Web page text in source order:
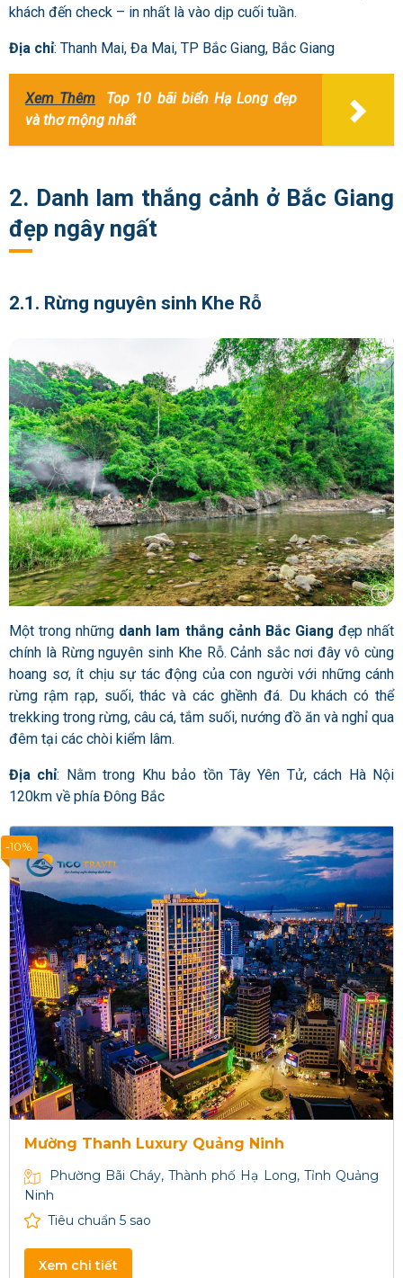
khách đến check – in nhất là vào dịp cuối tuần.
Địa chỉ: Thanh Mai, Đa Mai, TP Bắc Giang, Bắc Giang
Xem Thêm
Top 10 bãi biển Hạ Long đẹp
và thơ mộng nhất
2. Danh lam thắng cảnh ở Bắc Giang
đẹp ngây ngất
2.1. Rừng nguyên sinh Khe Rỗ
Một trong những danh lam thắng cảnh Bắc Giang đẹp nhất
chính là Rừng nguyên sinh Khe Rỗ. Cảnh sắc nơi đây vô cùng
hoang sơ, ít chịu sự tác động của con người với những cánh
rừng rậm rạp, suối, thác và các ghềnh đá. Du khách có thể
trekking trong rừng, câu cá, tắm suối, nướng đồ ăn và nghỉ qua
đêm tại các chòi kiểm lâm.
Địa chỉ: Nằm trong Khu bảo tồn Tây Yên Tử, cách Hà Nội
120km về phía Đông Bắc
-10%
Mường Thanh Luxury Quảng Ninh
Phường Bãi Cháy, Thành phố Hạ Long, Tỉnh Quảng
Ninh
Tiêu chuẩn 5 sao
Xem chi tiết